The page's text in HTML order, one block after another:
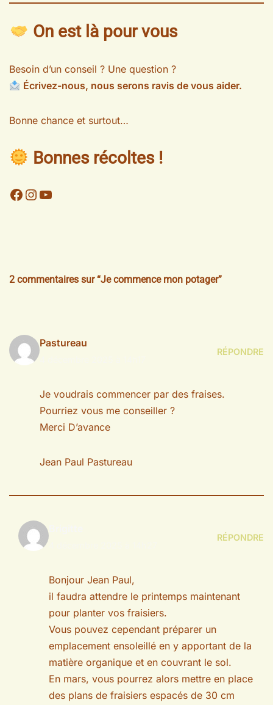
On est là pour vous
Besoin d’un conseil ? Une question ?
Écrivez-nous, nous serons ravis de vous aider.
Bonne chance et surtout…
Bonnes récoltes !
2 commentaires sur “Je commence mon potager”
Pastureau
RÉPONDRE
Je voudrais commencer par des fraises.
Pourriez vous me conseiller ?
Merci D’avance
Jean Paul Pastureau
RÉPONDRE
Bonjour Jean Paul,
il faudra attendre le printemps maintenant
pour planter vos fraisiers.
Vous pouvez cependant préparer un
emplacement ensoleillé en y apportant de la
matière organique et en couvrant le sol.
En mars, vous pourrez alors mettre en place
des plans de fraisiers espacés de 30 cm